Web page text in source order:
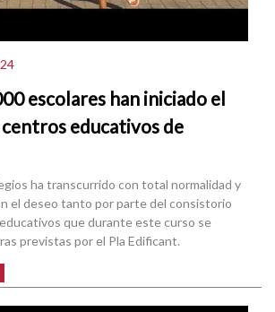
escolares han iniciado el
educativos de
ha transcurrido con total normalidad y
el deseo tanto por parte del consistorio
que durante este curso se
previstas por el Pla Edificant.